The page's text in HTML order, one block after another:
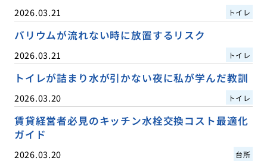
2026.03.21 トイレ
バリウムが流れない時に放置するリスク
2026.03.21 トイレ
トイレが詰まり水が引かない夜に私が学んだ教訓
2026.03.20 トイレ
賃貸経営者必見のキッチン水栓交換コスト最適化
ガイド
2026.03.20 台所